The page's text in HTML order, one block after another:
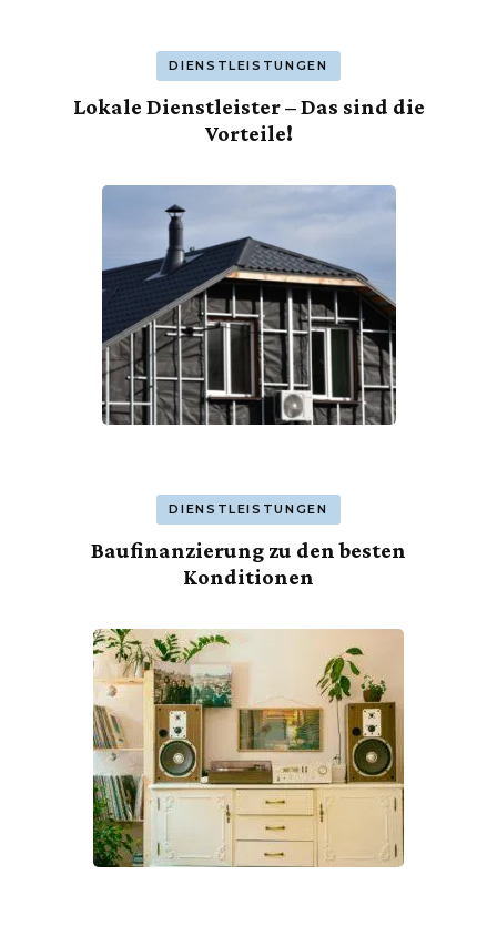
DIENSTLEISTUNGEN
Lokale Dienstleister – Das sind die
Vorteile!
DIENSTLEISTUNGEN
Baufinanzierung zu den besten
Konditionen